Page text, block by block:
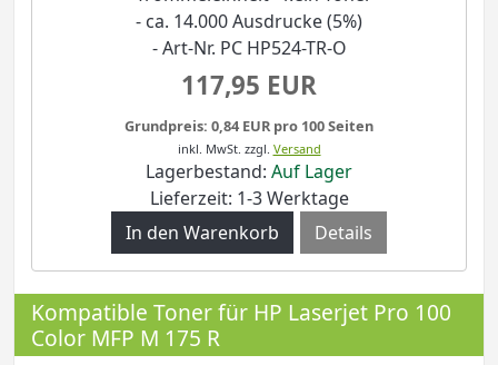
- ca. 14.000 Ausdrucke (5%)
- Art-Nr. PC HP524-TR-O
117,95 EUR
Grundpreis: 0,84 EUR pro 100 Seiten
inkl. MwSt. zzgl. Versand
Lagerbestand: Auf Lager
Lieferzeit: 1-3 Werktage
Details
Kompatible Toner für HP Laserjet Pro 100
Color MFP M 175 R